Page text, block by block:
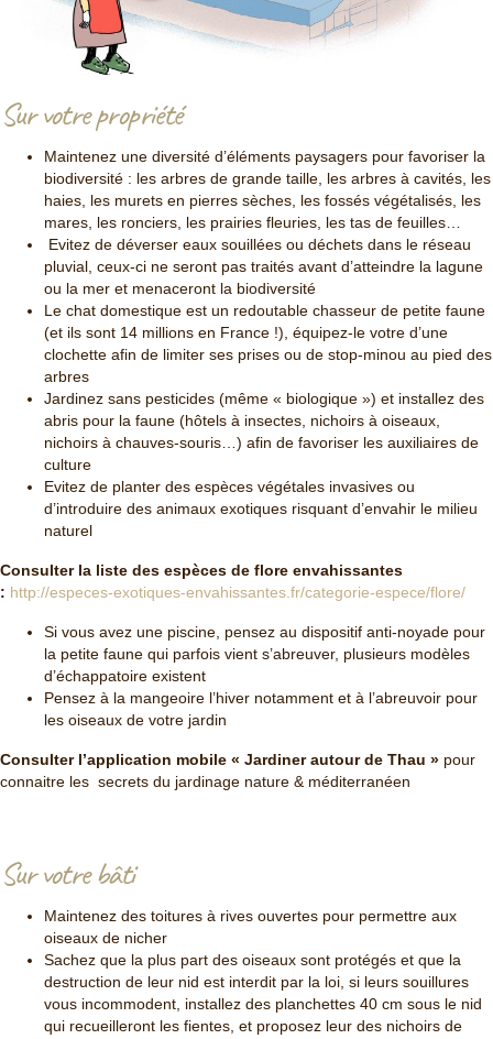
Sur votre propriété
Maintenez une diversité d’éléments paysagers pour favoriser la
biodiversité : les arbres de grande taille, les arbres à cavités, les
haies, les murets en pierres sèches, les fossés végétalisés, les
mares, les ronciers, les prairies fleuries, les tas de feuilles…
Evitez de déverser eaux souillées ou déchets dans le réseau
pluvial, ceux-ci ne seront pas traités avant d’atteindre la lagune
ou la mer et menaceront la biodiversité
Le chat domestique est un redoutable chasseur de petite faune
(et ils sont 14 millions en France !), équipez-le votre d’une
clochette afin de limiter ses prises ou de stop-minou au pied des
arbres
Jardinez sans pesticides (même « biologique ») et installez des
abris pour la faune (hôtels à insectes, nichoirs à oiseaux,
nichoirs à chauves-souris…) afin de favoriser les auxiliaires de
culture
Evitez de planter des espèces végétales invasives ou
d’introduire des animaux exotiques risquant d’envahir le milieu
naturel
Consulter la liste des espèces de flore envahissantes
: http://especes-exotiques-envahissantes.fr/categorie-espece/flore/
Si vous avez une piscine, pensez au dispositif anti-noyade pour
la petite faune qui parfois vient s’abreuver, plusieurs modèles
d’échappatoire existent
Pensez à la mangeoire l’hiver notamment et à l’abreuvoir pour
les oiseaux de votre jardin
Consulter l’application mobile « Jardiner autour de Thau » pour
connaitre les secrets du jardinage nature & méditerranéen
Sur votre bâti
Maintenez des toitures à rives ouvertes pour permettre aux
oiseaux de nicher
Sachez que la plus part des oiseaux sont protégés et que la
destruction de leur nid est interdit par la loi, si leurs souillures
vous incommodent, installez des planchettes 40 cm sous le nid
qui recueilleront les fientes, et proposez leur des nichoirs de